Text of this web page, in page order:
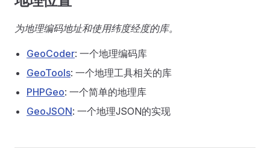
为地理编码地址和使用纬度经度的库。
GeoCoder: 一个地理编码库
GeoTools: 一个地理工具相关的库
PHPGeo: 一个简单的地理库
GeoJSON: 一个地理JSON的实现